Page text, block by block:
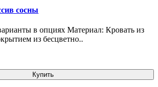
сосны
в опциях Материал: Кровать из
из бесцветно..
Купить